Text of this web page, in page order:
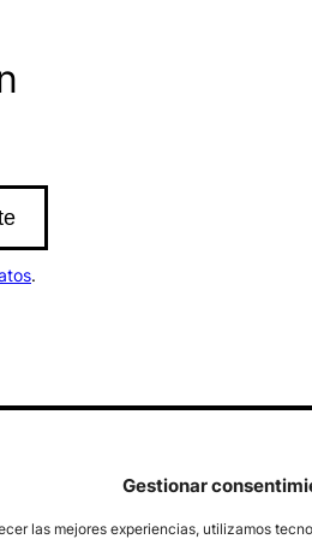
Gestionar
las mejores experiencias, utilizamos
.